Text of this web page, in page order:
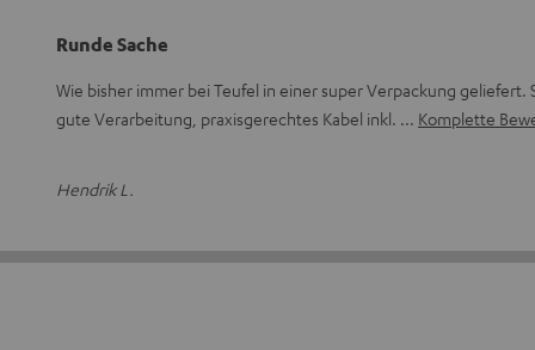
Runde Sache
Wie bisher immer bei Teufel in einer super Verpackung geliefert.
gute Verarbeitung, praxisgerechtes Kabel inkl.
Komplette
Hendrik L.